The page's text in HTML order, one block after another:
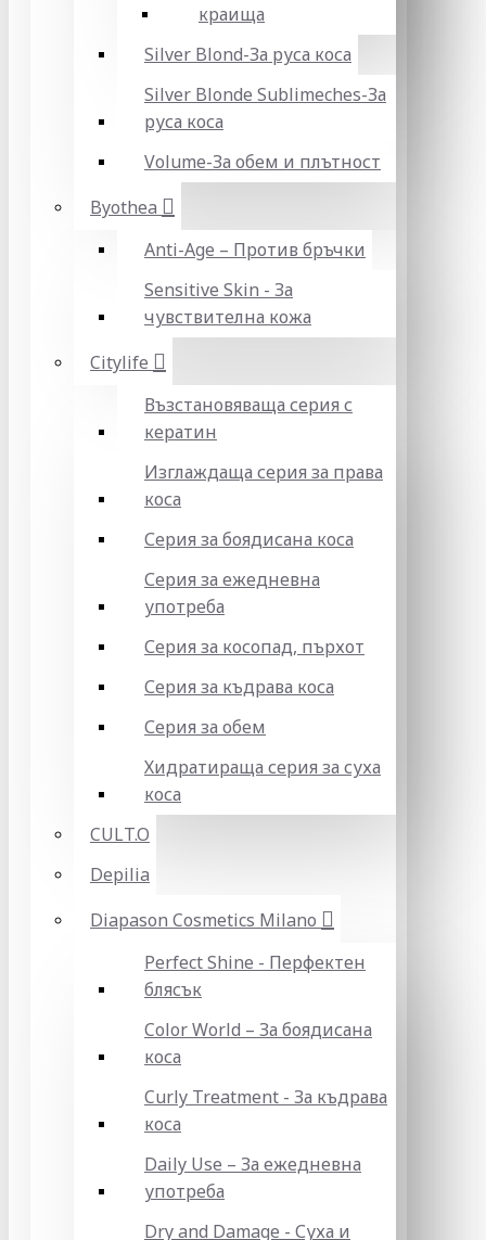
краища
Silver Blond-За руса коса
Silver Blonde Sublіmeches-За
руса коса
Volume-За обем и плътност
Byothea
Anti-Age – Против бръчки
Sensitive Skin - За
чувствителна кожа
Citylife
Възстановяваща серия с
кератин
Изглаждаща серия за права
коса
Серия за боядисана коса
Серия за ежедневна
употреба
Серия за косопад, пърхот
Серия за къдрава коса
Серия за обем
Хидратираща серия за суха
коса
CULT.O
Depilia
Diapason Cosmetics Milano
Perfect Shine - Перфектен
блясък
Color World – За боядисана
коса
Curly Treatment - За къдрава
коса
Daily Use – За ежедневна
употреба
Dry and Damage - Суха и